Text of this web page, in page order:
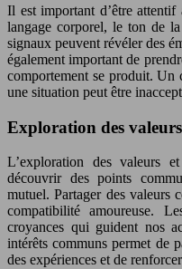
Il est important d’être
langage corporel, le ton de
signaux peuvent révéler des
également important de
comportement se produit. Un
une situation peut être
Exploration des
L’exploration des valeurs
découvrir des points
mutuel. Partager des valeurs
compatibilité amoureuse.
croyances qui guident nos
intérêts communs permet de
des expériences et de